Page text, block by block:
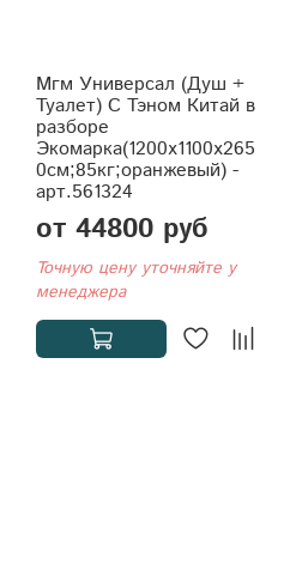
Мгм Универсал (Душ +
Туалет) С Тэном Китай в
разборе
Экомарка(1200x1100x265
0см;85кг;оранжевый) -
арт.561324
от 44800 руб
Точную цену уточняйте у
менеджера